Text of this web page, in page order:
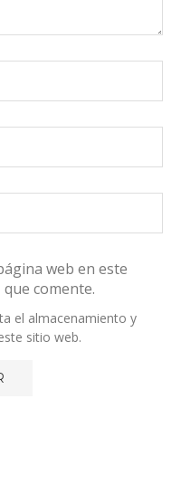
web en este
comente.
el almacenamiento y
sitio web.